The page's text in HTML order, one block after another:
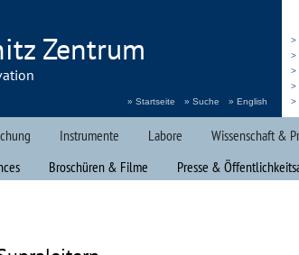
Zentrum
» Startseite » Suche » English
>
>
>
>
>
Broschüren & Filme Presse &
Instrumente Labore Wissenschaft &